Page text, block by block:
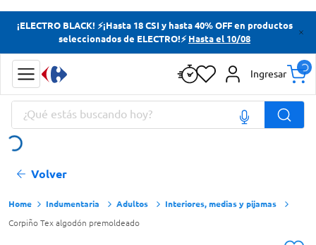
¡ELECTRO BLACK! ⚡¡Hasta 18 CSI y hasta 40% OFF en productos
seleccionados de ELECTRO!⚡ Hasta el 10/08
Ingresar
¿Qué estás buscando hoy?
Volver
Indumentaria Adultos Interiores, medias y pijamas
Corpiño Tex algodón premoldeado
Términos más buscados
Yerba
Cerveza
Doves
Términos más buscados
Cerveza
Doves
Papas Fritas